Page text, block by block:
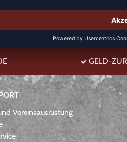
GELD-
Vereinsausrüstung